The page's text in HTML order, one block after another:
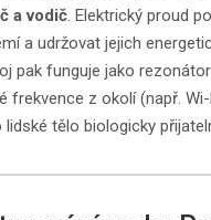
a vodič. Elektrický proud
a udržovat jejich
pak funguje jako rezonátor
frekvence z okolí (např.
lidské tělo biologicky